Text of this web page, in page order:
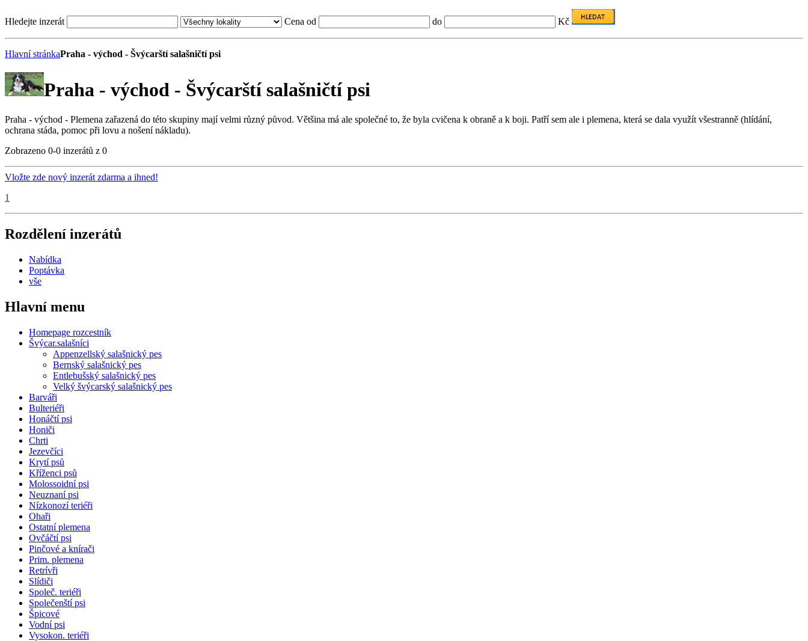
Hledejte inzerát Cena od do Kč
Hlavní stránkaPraha - východ - Švýcarští salašničtí psi
Praha - východ - Švýcarští salašničtí psi
Praha - východ - Plemena zařazená do této skupiny mají velmi různý původ. Většina má ale společné to, že byla cvičena k obraně a k boji. Patří sem ale i plemena, která se dala využít všestranně (hlídání,
ochrana stáda, pomoc při lovu a nošení nákladu).
Zobrazeno 0-0 inzerátů z 0
Vložte zde nový inzerát zdarma a ihned!
1
Rozdělení inzerátů
Nabídka
Poptávka
vše
Hlavní menu
Homepage rozcestník
Švýcar.salašníci
Appenzellský salašnický pes
Bernský salašnický pes
Entlebušský salašnický pes
Velký švýcarský salašnický pes
Barváři
Bulteriéři
Honáčtí psi
Honiči
Chrti
Jezevčíci
Krytí psů
Kříženci psů
Molossoidní psi
Neuznaní psi
Nízkonozí teriéři
Ohaři
Ostatní plemena
Ovčáčtí psi
Pinčové a knírači
Prim. plemena
Retrívři
Slídiči
Společ. teriéři
Společenští psi
Špicové
Vodní psi
Vysokon. teriéři